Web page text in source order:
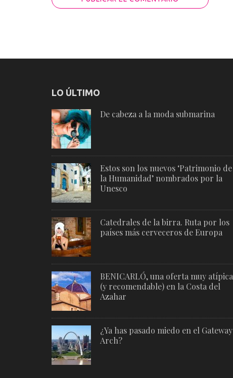
LO ÚLTIMO
De cabeza a la moda submarina
Estos son los nuevos ‘Patrimonio de
la Humanidad’ nombrados por la
Unesco
Catedrales de la birra. Ruta por los
países más cerveceros de Europa
BENICARLÓ, una oferta muy atípica
(y recomendable) en la Costa del
Azahar
¿Ya has pasado miedo en el Gateway
Arch?